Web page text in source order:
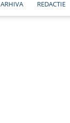
ARHIVA REDACTIE